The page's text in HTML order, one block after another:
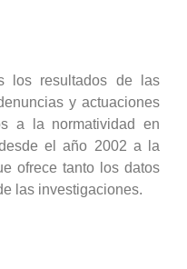
los resultados de las
y actuaciones
a la normatividad en
el año 2002 a la
ofrece tanto los datos
las investigaciones.